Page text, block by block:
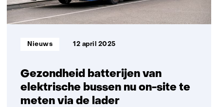
Gezondheid batterijen van
elektrische bussen nu on-site te
meten via de lader
Informatietype:
Nieuws 12 april 2025